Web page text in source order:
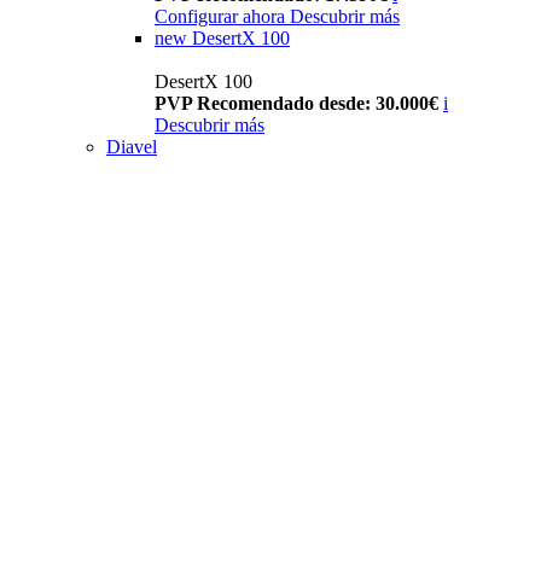
Configurar ahora Descubrir más
new DesertX 100
DesertX 100
PVP Recomendado desde: 30.000€ i
Descubrir más
Diavel